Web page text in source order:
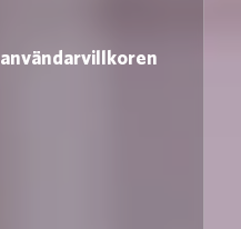
användarvillkoren